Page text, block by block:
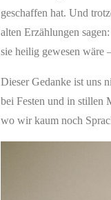
geschaffen hat. Und
alten Erzählungen
sie heilig gewesen wäre
Dieser Gedanke ist uns
bei Festen und in stillen
wo wir kaum noch